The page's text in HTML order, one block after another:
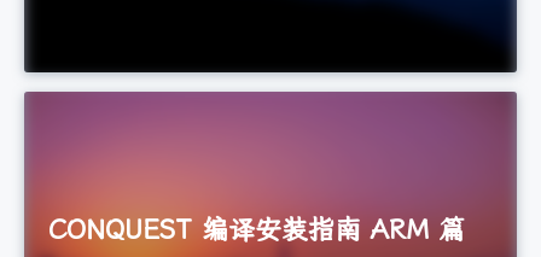
CONQUEST 编译安装指南 ARM 篇